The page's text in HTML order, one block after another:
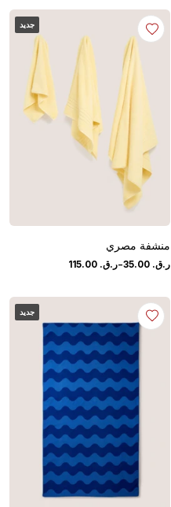
جديد
منشفة مصري
ر.ق. ‏
35.00
-ر.ق. ‏
115.00
جديد